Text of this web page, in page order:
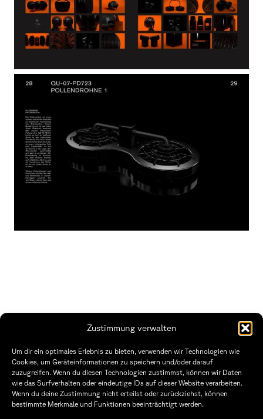
Zustimmung verwalten
Um dir ein optimales Erlebnis zu bieten, verwenden wir Technologien wie
Cookies, um Geräteinformationen zu speichern und/oder darauf
zuzugreifen. Wenn du diesen Technologien zustimmst, können wir Daten
wie das Surfverhalten oder eindeutige IDs auf dieser Website verarbeiten.
Wenn du deine Zustimmung nicht erteilst oder zurückziehst, können
bestimmte Merkmale und Funktionen beeinträchtigt werden.
THWS | Fakultät Gestaltung Würzburg
Technische Hochschule
Würzburg-Schweinfurt
Sanderheinrichsleitenweg 20
tel: +49 931 35 11 93 02
Öffnungszeiten Dekanat
Montag – Freitag
8:30 – 12:00
8:30 – 15:30